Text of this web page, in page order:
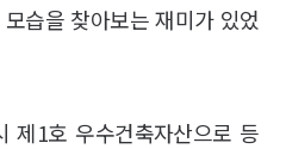
습을 찾아보는 재미가 있었
제1호 우수건축자산으로 등